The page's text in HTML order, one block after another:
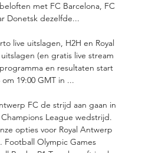
met FC Barcelona, FC
Donetsk dezelfde...
live uitslagen, H2H en Royal
(en gratis live stream
en resultaten start
19:00 GMT in ...
FC de strijd aan gaan in
League wedstrijd.
opties voor Royal Antwerp
Football Olympic Games